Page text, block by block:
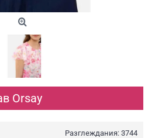
Orsay
Разглеждания: 3744